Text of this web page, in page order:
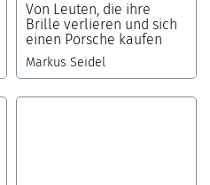
Von Leuten, die ihre
Brille verlieren und sich
einen Porsche kaufen
Markus Seidel